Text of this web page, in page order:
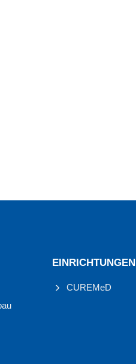
EINRICHTUNGEN
CUREMeD